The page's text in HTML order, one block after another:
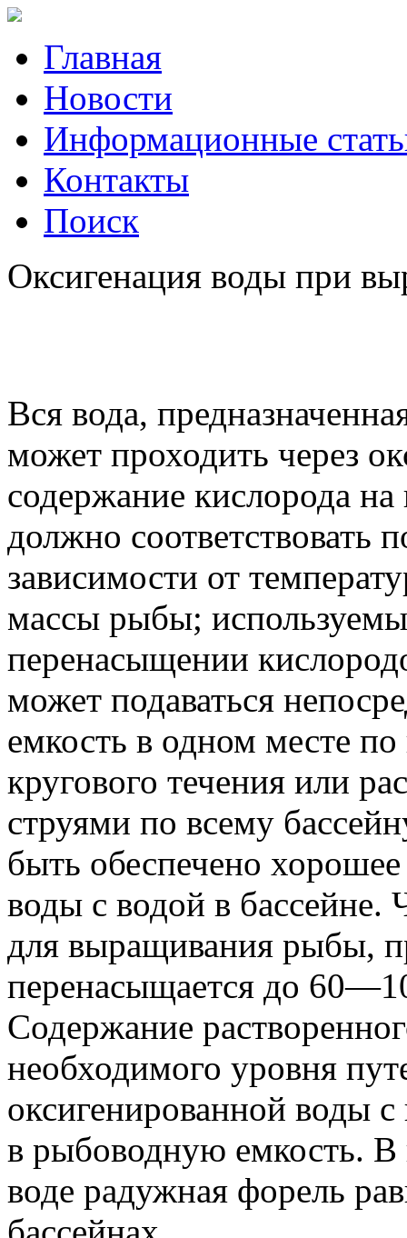
Главная
Новости
Информационные
Контакты
Поиск
Оксигенация воды при
Вся вода,
может проходить через
содержание кислорода на
должно соответствовать
зависимости от
массы рыбы;
перенасыщении
может подаваться
емкость в одном месте по
кругового течения или
струями по всему
быть обеспечено
воды с водой в бассейне.
для выращивания рыбы,
перенасыщается до
Содержание
необходимого уровня
оксигенированной воды
в рыбоводную емкость.
воде радужная форель